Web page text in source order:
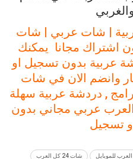
والغربي
| شات عربي | شات
اشتراك مجانا يمكنك
عربية بدون تسجيل او
وانضم الان في شات
, دردشة عربية سهلة
عربي مجاني بدون
تسجيل
شات 24 كل العرب